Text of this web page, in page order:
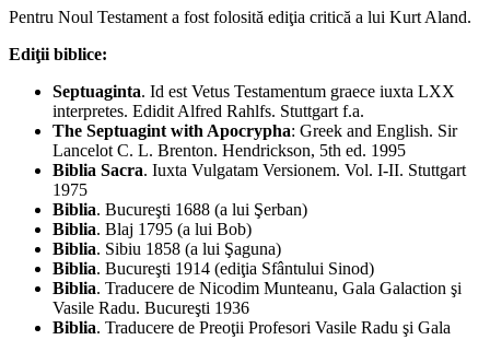
Pentru Noul Testament a fost folosită ediţia critică a lui Kurt Aland.
Ediţii biblice:
Septuaginta. Id est Vetus Testamentum graece iuxta LXX
interpretes. Edidit Alfred Rahlfs. Stuttgart f.a.
The Septuagint with Apocrypha: Greek and English. Sir
Lancelot C. L. Brenton. Hendrickson, 5th ed. 1995
Biblia Sacra. Iuxta Vulgatam Versionem. Vol. I-II. Stuttgart
1975
Biblia. Bucureşti 1688 (a lui Şerban)
Biblia. Blaj 1795 (a lui Bob)
Biblia. Sibiu 1858 (a lui Şaguna)
Biblia. Bucureşti 1914 (ediţia Sfântului Sinod)
Biblia. Traducere de Nicodim Munteanu, Gala Galaction şi
Vasile Radu. Bucureşti 1936
Biblia. Traducere de Preoţii Profesori Vasile Radu şi Gala